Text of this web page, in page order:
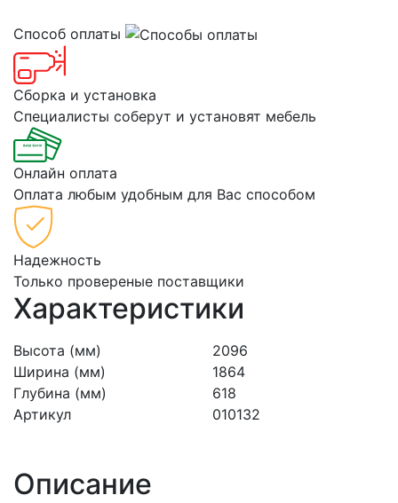
Способ оплаты
Сборка и установка
Специалисты соберут и установят мебель
Онлайн оплата
Оплата любым удобным для Вас способом
Надежность
Только провереные поставщики
Характеристики
Высота (мм)
2096
Ширина (мм)
1864
Глубина (мм)
618
Артикул
010132
Описание